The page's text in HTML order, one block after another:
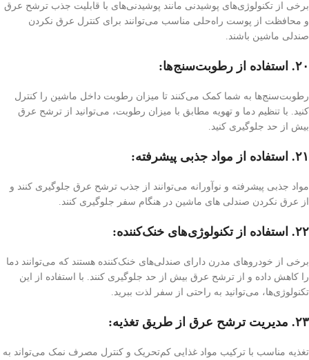
برخی از تکنولوژی‌های پوشیدنی مانند پوشیدنی‌های با قابلیت جذب ترشح عرق
و محافظت از پوست راه‌حلی مناسب می‌توانند برای کنترل عرق نکردن
صندلی ماشین باشند.
۲۰. استفاده از رطوبت‌سنج‌ها:
رطوبت‌سنج‌ها به شما کمک می‌کنند تا میزان رطوبت داخل ماشین را کنترل
کنید. با تنظیم دما و تهویه مطابق با میزان رطوبت، می‌توانید از ترشح عرق
بیش از حد جلوگیری کنید.
۲۱. استفاده از مواد جذبی پیشرفته:
مواد جذبی پیشرفته و نوآورانه می‌توانند از جذب ترشح عرق جلوگیری کنند و
از عرق نکردن صندلی های ماشین در هنگام سفر جلوگیری کنند.
۲۲. استفاده از تکنولوژی‌های خنک‌کننده:
برخی از خودروهای مدرن دارای صندلی‌های خنک‌کننده هستند که می‌توانند دما
را کاهش داده و از ترشح عرق بیش از حد جلوگیری کنند. با استفاده از این
تکنولوژی‌ها، می‌توانید به راحتی از سفر لذت ببرید.
۲۳. مدیریت ترشح عرق از طریق تغذیه:
تغذیه مناسب با ترکیب مواد غذایی کم‌تحریک و کنترل مصرف نمک می‌تواند به